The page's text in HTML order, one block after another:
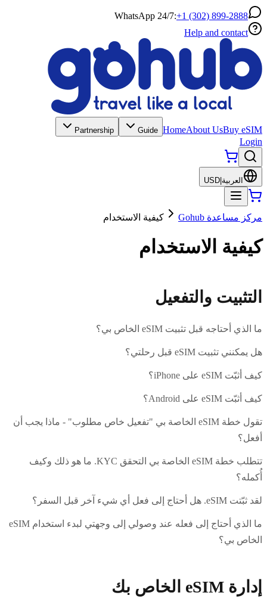
WhatsApp 24/7:+1 (302) 899-2888
Help and contact
HomeAbout UsBuy eSIM
Guide
Partnership
Login
العربية USD
مركز مساعدة Gohub كيفية الاستخدام
كيفية الاستخدام
التثبيت والتفعيل
ما الذي أحتاجه قبل تثبيت eSIM الخاص بي؟
هل يمكنني تثبيت eSIM قبل رحلتي؟
كيف أثبّت eSIM على iPhone؟
كيف أثبّت eSIM على Android؟
تقول خطة eSIM الخاصة بي "تفعيل خاص مطلوب" - ماذا يجب أن
أفعل؟
تتطلب خطة eSIM الخاصة بي التحقق KYC. ما هو ذلك وكيف
أُكمله؟
لقد ثبّتت eSIM. هل أحتاج إلى فعل أي شيء آخر قبل السفر؟
ما الذي أحتاج إلى فعله عند وصولي إلى وجهتي لبدء استخدام eSIM
الخاص بي؟
إدارة eSIM الخاص بك